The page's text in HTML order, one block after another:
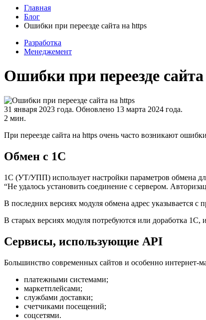
Главная
Блог
Ошибки при переезде сайта на https
Разработка
Менеджемент
Ошибки при переезде
31 января 2023 года. Обновлено 13 марта 2024 года.
2 мин.
При переезде сайта на https очень часто возникают
Обмен с 1С
1С (УТ/УПП) использует настройки параметров обмена
“Не удалось установить соединение с сервером.
В последних версиях модуля обмена адрес указывается
В старых версиях модуля потребуются или доработка
Сервисы, использующие API
Большинство современных сайтов и особенно интернет-
платежными системами;
маркетплейсами;
службами доставки;
счетчиками посещений;
соцсетями.